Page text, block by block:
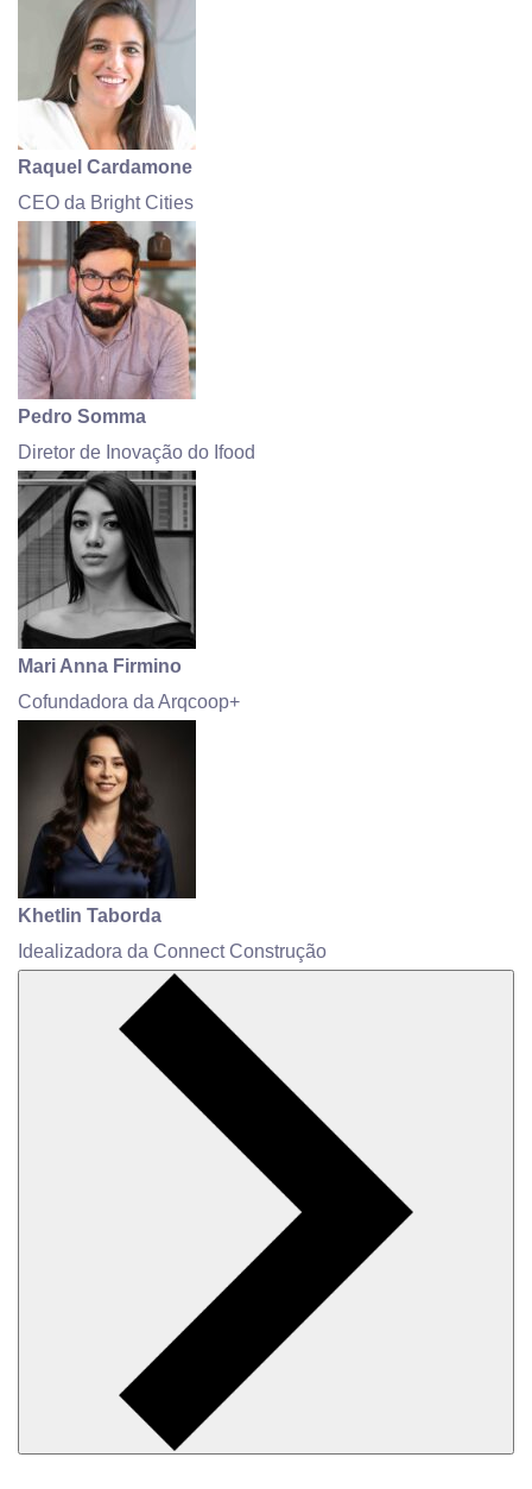
Raquel Cardamone
CEO da Bright Cities
Pedro Somma
Diretor de Inovação do Ifood
Mari Anna Firmino
Cofundadora da Arqcoop+
Khetlin Taborda
Idealizadora da Connect Construção